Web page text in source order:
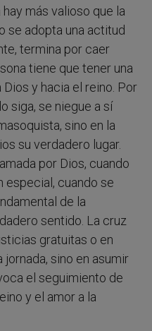
más valioso que la
se adopta una actitud
termina por caer
tiene que tener una
y hacia el reino. Por
siga, se niegue a sí
sino en la
su verdadero lugar.
por Dios, cuando
especial, cuando se
de la
sentido. La cruz
gratuitas o en
sino en asumir
el seguimiento de
y el amor a la